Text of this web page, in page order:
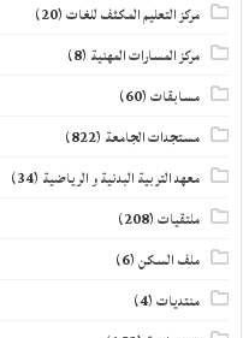
مركز التعليم المكثف للغات(20)
مركز المسارات المهنية (8)
مسابقات(60)
مستجدات الجامعة (822)
معهد التربية البدنية و الرياضية (34)
ملتقيات(208)
ملف السكن(6)
منتديات(4)